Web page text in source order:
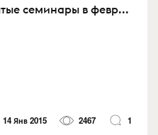
семинары в февр...
14 Янв 2015 2467 1